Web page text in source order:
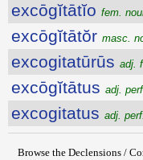
excōgĭtātĭo fem.
excōgĭtātŏr masc.
excogitatūrūs adj.
excōgĭtātus adj.
excogitatus adj.
Browse the Declensions /